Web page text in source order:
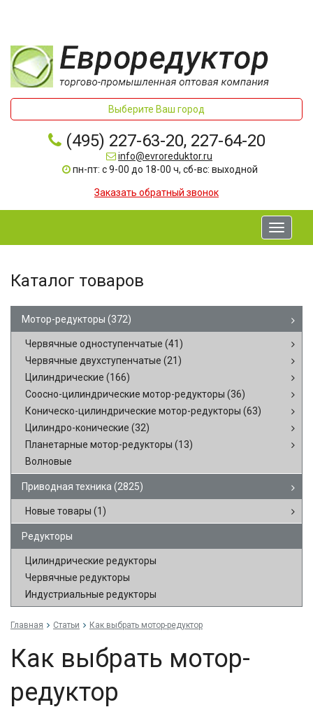
Выберите Ваш город
(495) 227-63-20, 227-64-20
info@evroreduktor.ru
пн-пт: с 9-00 до 18-00 ч, сб-вс: выходной
Заказать обратный звонок
Toggle
Каталог товаров
Мотор-редукторы (372)
Червячные одноступенчатые (41)
Червячные двухступенчатые (21)
Цилиндрические (166)
Соосно-цилиндрические мотор-редукторы (36)
Коническо-цилиндрические мотор-редукторы (63)
Цилиндро-конические (32)
Планетарные мотор-редукторы (13)
Волновые
Приводная техника (2825)
Новые товары (1)
Редукторы
Цилиндрические редукторы
Червячные редукторы
Индустриальные редукторы
Главная Статьи Как выбрать мотор-редуктор
Как выбрать мотор-
редуктор